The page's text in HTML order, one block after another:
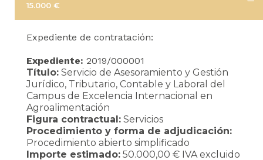
15.000 €
Expediente de contratación:
Expediente: 2019/000001
Título: Servicio de Asesoramiento y Gestión
Jurídico, Tributario, Contable y Laboral del
Campus de Excelencia Internacional en
Agroalimentación
Figura contractual: Servicios
Procedimiento y forma de adjudicación:
Procedimiento abierto simplificado
Importe estimado: 50.000,00 € IVA excluido